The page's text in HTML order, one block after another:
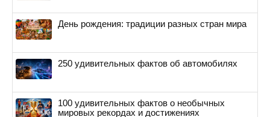
День рождения: традиции разных стран мира
250 удивительных фактов об автомобилях
100 удивительных фактов о необычных
мировых рекордах и достижениях